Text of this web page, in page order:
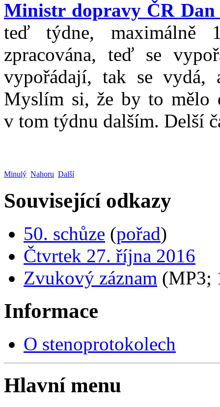
Ministr dopravy ČR
teď týdne, maximálně
zpracována, teď se
vypořádají, tak se vydá,
Myslím si, že by to mělo
v tom týdnu dalším. Delší
Minulý Nahoru Další
Související odkazy
50. schůze (pořad)
Čtvrtek 27. října 2016
Zvukový záznam (MP3;
Informace
O stenoprotokolech
Hlavní menu